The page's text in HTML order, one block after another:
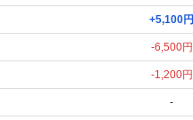
+5,100円
-6,500円
-1,200円
-